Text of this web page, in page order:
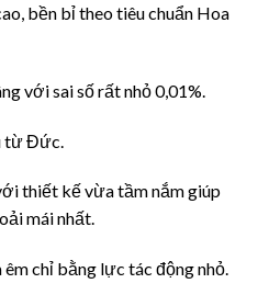
bền bỉ theo tiêu chuẩn Hoa
với sai số rất nhỏ 0,01%.
từ Đức.
thiết kế vừa tầm nắm giúp
mái nhất.
êm chỉ bằng lực tác động nhỏ.